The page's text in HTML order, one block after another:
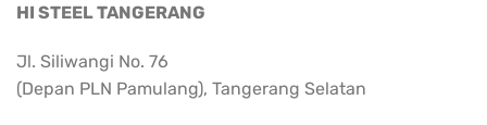
HI STEEL TANGERANG
Jl. Siliwangi No. 76
(Depan PLN Pamulang), Tangerang Selatan